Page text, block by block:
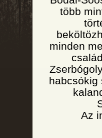
több
minden
habcsókig
Az